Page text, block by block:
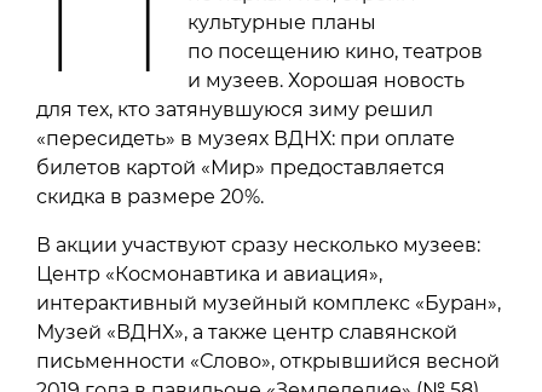
культурные планы
по посещению кино, театров
и музеев. Хорошая новость
для тех, кто затянувшуюся зиму решил
«пересидеть» в музеях ВДНХ: при оплате
билетов картой «Мир» предоставляется
скидка в размере 20%.
В акции участвуют сразу несколько музеев:
Центр «Космонавтика и авиация»,
интерактивный музейный комплекс «Буран»,
Музей «ВДНХ», а также центр славянской
письменности «Слово», открывшийся весной